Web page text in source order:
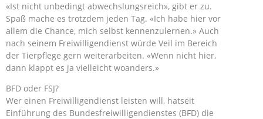
«Ist nicht unbedingt abwechslungsreich», gibt er zu.
Spaß mache es trotzdem jeden Tag. «Ich habe hier vor
allem die Chance, mich selbst kennenzulernen.» Auch
nach seinem Freiwilligendienst würde Veil im Bereich
der Tierpflege gern weiterarbeiten. «Wenn nicht hier,
dann klappt es ja vielleicht woanders.»
BFD oder FSJ?
Wer einen Freiwilligendienst leisten will, hatseit
Einführung des Bundesfreiwilligendienstes (BFD) die